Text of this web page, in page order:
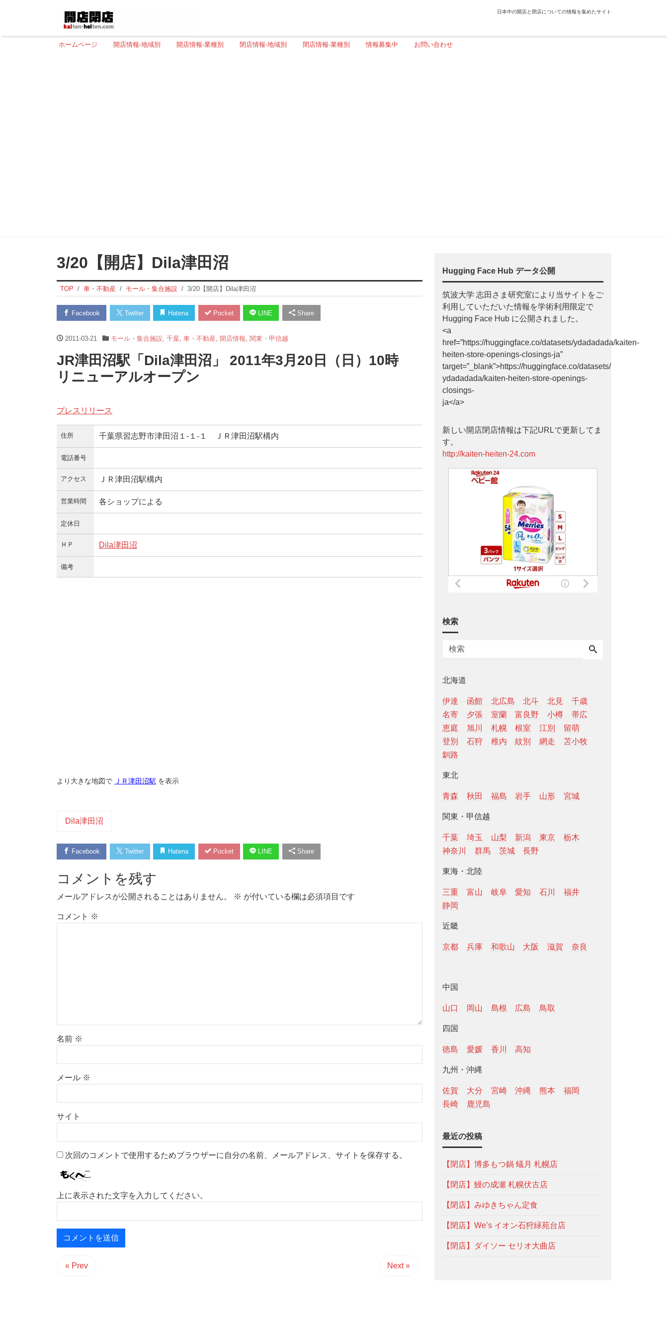
日本中の開店と閉店についての情報を集めたサイト
ホームページ 開店情報-地域別 開店情報-業種別 閉店情報-地域別 閉店情報-業種別 情報募集中 お問い合わせ
3/20【開店】Dila津田沼
TOP 車・不動産 モール・集合施設 3/20【開店】Dila津田沼
Facebook Twitter Hatena Pocket LINE Share
2011-03-21 モール・集合施設, 千葉, 車・不動産 開店情報 関東・甲信越
JR津田沼駅「Dila津田沼」 2011年3月20日（日）10時
リニューアルオープン
プレスリリース
住所 千葉県習志野市津田沼１-１-１ ＪＲ津田沼駅構内
電話番号
アクセス ＪＲ津田沼駅構内
営業時間 各ショップによる
定休日
ＨＰ Dila津田沼
備考
より大きな地図で ＪＲ津田沼駅 を表示
Dila津田沼
Facebook Twitter Hatena Pocket LINE Share
コメントを残す
メールアドレスが公開されることはありません。 ※ が付いている欄は必須項目です
コメント ※
名前 ※
メール ※
サイト
次回のコメントで使用するためブラウザーに自分の名前、メールアドレス、サイトを保存する。
上に表示された文字を入力してください。
« Prev Next »
Hugging Face Hub データ公開
筑波大学 志田さま研究室により当サイトをご
利用していただいた情報を学術利用限定で
Hugging Face Hub に公開されました。
<a
href=”https://huggingface.co/datasets/ydadadada/kaiten-
heiten-store-openings-closings-ja”
target=”_blank”>https://huggingface.co/datasets/
ydadadada/kaiten-heiten-store-openings-
closings-
ja</a>
新しい開店閉店情報は下記URLで更新してま
す。
http://kaiten-heiten-24.com
検索
北海道
伊達 函館 北広島 北斗 北見
千歳
名寄
夕張 室蘭 富良野 小樽
帯広
恵庭
旭川 札幌 根室 江別
留萌
登別
石狩 稚内 紋別 網走
苫小牧
釧路
東北
青森 秋田 福島 岩手 山形 宮城
関東・甲信越
千葉 埼玉 山梨 新潟 東京
栃木
神奈川
群馬 茨城 長野
東海・北陸
三重 富山 岐阜 愛知 石川
福井
静岡
近畿
京都 兵庫 和歌山 大阪 滋賀 奈良
中国
山口 岡山 島根 広島 鳥取
四国
徳島 愛媛 香川 高知
九州・沖縄
佐賀 大分 宮崎 沖縄 熊本
福岡
長崎
鹿児島
最近の投稿
【閉店】博多もつ鍋 蟻月 札幌店
【閉店】鰻の成瀬 札幌伏古店
【閉店】みゆきちゃん定食
【閉店】We’s イオン石狩緑苑台店
【閉店】ダイソー セリオ大曲店